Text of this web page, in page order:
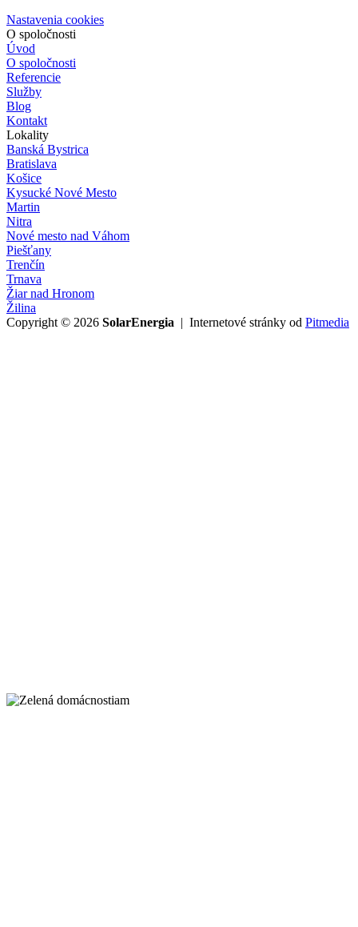
Nastavenia cookies
O spoločnosti
Úvod
O spoločnosti
Referencie
Služby
Blog
Kontakt
Lokality
Banská Bystrica
Bratislava
Košice
Kysucké Nové Mesto
Martin
Nitra
Nové mesto nad Váhom
Piešťany
Trenčín
Trnava
Žiar nad Hronom
Žilina
Copyright © 2026 SolarEnergia | Internetové stránky od Pitmedia